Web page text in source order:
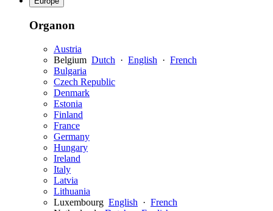
Organon
Austria
Belgium Dutch · English · French
Bulgaria
Czech Republic
Denmark
Estonia
Finland
France
Germany
Hungary
Ireland
Italy
Latvia
Lithuania
Luxembourg English · French